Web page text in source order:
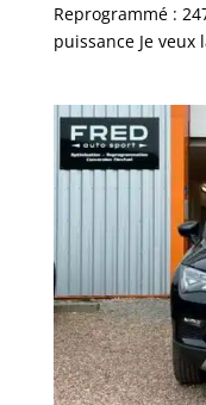
Reprogrammé :
puissance Je veux